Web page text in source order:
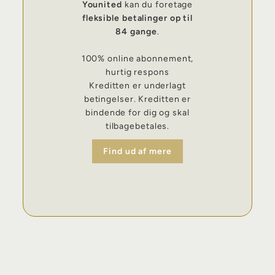
Younited kan du foretage
fleksible betalinger op til
84 gange.
100% online abonnement,
hurtig respons
Kreditten er underlagt
betingelser. Kreditten er
bindende for dig og skal
tilbagebetales.
Find ud af mere